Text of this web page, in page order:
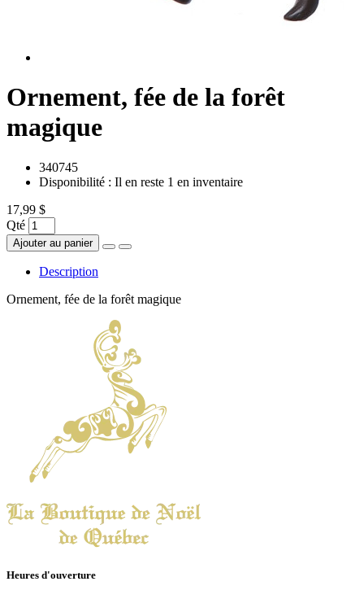
Ornement, fée de la forêt
magique
340745
Disponibilité : Il en reste 1 en inventaire
17,99 $
Qté
Ajouter au panier
Description
Ornement, fée de la forêt magique
Heures d'ouverture